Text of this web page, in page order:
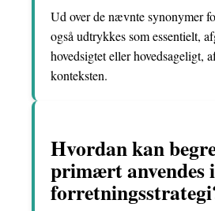
Ud over de nævnte synonymer
også udtrykkes som essentielt,
hovedsigtet eller hovedsageligt,
konteksten.
Hvordan kan
primært anvendes i